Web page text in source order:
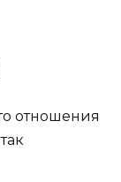
отношения